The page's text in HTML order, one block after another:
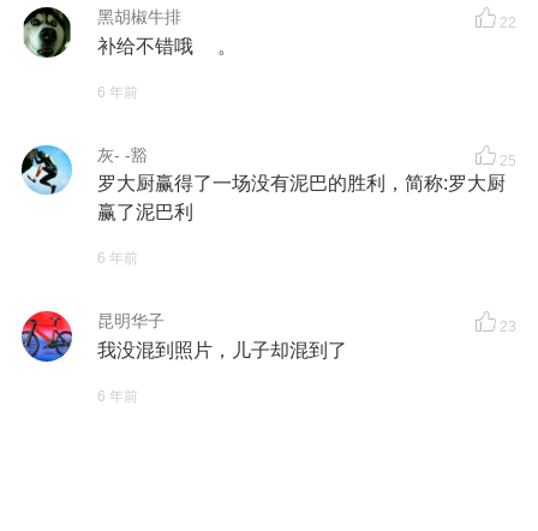
黑胡椒牛排 22
补给不错哦 。
6 年前
灰- -豁 25
罗大厨赢得了一场没有泥巴的胜利，简称:罗大厨
赢了泥巴利
6 年前
昆明华子 23
我没混到照片，儿子却混到了
6 年前